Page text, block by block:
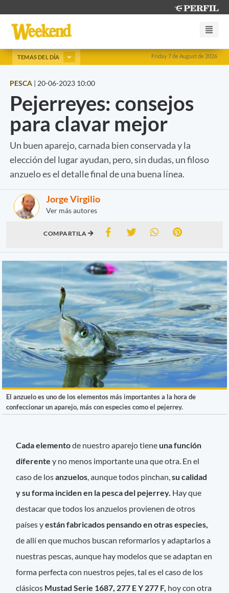
Friday 7 de August de 2026
TEMAS DEL DÍA
PESCA | 20-06-2023 10:00
Pejerreyes: consejos
para clavar mejor
Un buen aparejo, carnada bien conservada y la
elección del lugar ayudan, pero, sin dudas, un filoso
anzuelo es el detalle final de una buena línea.
Jorge Virgilio
Ver más autores
COMPARTILA
El anzuelo es uno de los elementos más importantes a la hora de
confeccionar un aparejo, más con especies como el pejerrey.
Cada elementode nuestro aparejo tiene una función
diferentey no menos importante una que otra. En el
caso de losanzuelos , aunque todos pinchan, su calidad
y su forma inciden en la pesca del pejerrey. Hay que
destacar que todos los anzuelos provienen de otros
países yestán fabricados pensando en otras especies,
de allí en que muchos buscan reformarlos y adaptarlos a
nuestras pescas, aunque hay modelos que se adaptan en
forma perfecta con nuestros pejes, tal es el caso de los
clásicos Mustad Serie 1687, 277 E Y 277 F, hoy con otra